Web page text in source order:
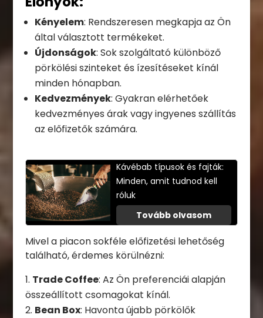
Kényelem: Rendszeresen megkapja az Ön
által választott termékeket.
Újdonságok: Sok szolgáltató különböző
pörkölési szinteket és ízesítéseket kínál
minden hónapban.
Kedvezmények: Gyakran elérhetőek
kedvezményes árak vagy ingyenes szállítás
az előfizetők számára.
Kávébab típusok és fajták:
Minden, amit tudnod kell
róluk
Tovább olvasom
Mivel a piacon sokféle előfizetési lehetőség
található, érdemes körülnézni:
Trade Coffee: Az Ön preferenciái alapján
összeállított csomagokat kínál.
Bean Box: Havonta újabb pörkölők